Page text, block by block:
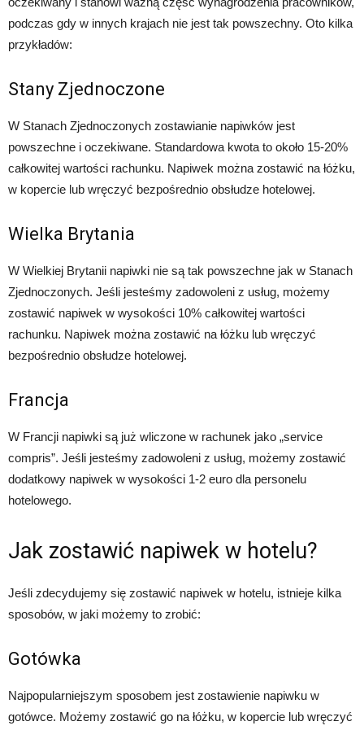
podczas gdy w innych krajach nie jest tak powszechny. Oto kilka
przykładów:
Stany Zjednoczone
W Stanach Zjednoczonych zostawianie napiwków jest
powszechne i oczekiwane. Standardowa kwota to około 15-20%
całkowitej wartości rachunku. Napiwek można zostawić na łóżku,
w kopercie lub wręczyć bezpośrednio obsłudze hotelowej.
Wielka Brytania
W Wielkiej Brytanii napiwki nie są tak powszechne jak w Stanach
Zjednoczonych. Jeśli jesteśmy zadowoleni z usług, możemy
zostawić napiwek w wysokości 10% całkowitej wartości
rachunku. Napiwek można zostawić na łóżku lub wręczyć
bezpośrednio obsłudze hotelowej.
Francja
W Francji napiwki są już wliczone w rachunek jako „service
compris”. Jeśli jesteśmy zadowoleni z usług, możemy zostawić
dodatkowy napiwek w wysokości 1-2 euro dla personelu
hotelowego.
Jak zostawić napiwek w hotelu?
Jeśli zdecydujemy się zostawić napiwek w hotelu, istnieje kilka
sposobów, w jaki możemy to zrobić:
Gotówka
Najpopularniejszym sposobem jest zostawienie napiwku w
gotówce. Możemy zostawić go na łóżku, w kopercie lub wręczyć